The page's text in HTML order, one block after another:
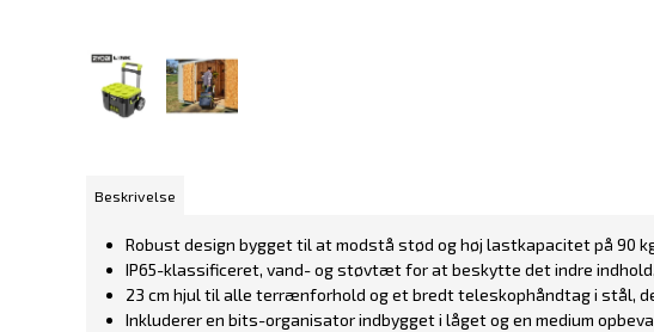
Beskrivelse
Robust design bygget til at modstå stød og høj lastkapacitet på 90
IP65-klassificeret, vand- og støvtæt for at beskytte det indre
23 cm hjul til alle terrænforhold og et bredt teleskophåndtag i stål,
Inkluderer en bits-organisator indbygget i låget og en medium